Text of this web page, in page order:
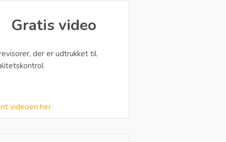
Gratis video
der er udtrukket til
videoen her